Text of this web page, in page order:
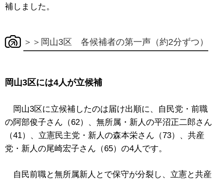
補しました。
＞＞岡山3区 各候補者の第一声（約2分ずつ）
岡山3区には4人が立候補
岡山3区に立候補したのは届け出順に、自民党・前職
の阿部俊子さん（62）、無所属・新人の平沼正二郎さん
（41）、立憲民主党・新人の森本栄さん（73）、共産
党・新人の尾崎宏子さん（65）の4人です。
自民前職と無所属新人とで保守が分裂し、立憲と共産